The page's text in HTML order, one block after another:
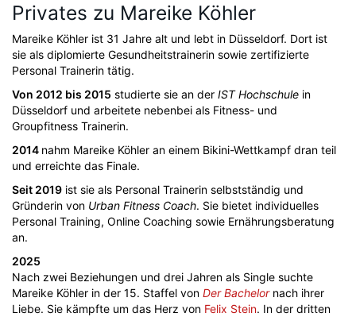
Privates zu Mareike Köhler
Mareike Köhler ist 31 Jahre alt und lebt in Düsseldorf. Dort ist
sie als diplomierte Gesundheitstrainerin sowie zertifizierte
Personal Trainerin tätig.
Von 2012 bis 2015 studierte sie an der IST Hochschule in
Düsseldorf und arbeitete nebenbei als Fitness- und
Groupfitness Trainerin.
2014 nahm Mareike Köhler an einem Bikini-Wettkampf dran teil
und erreichte das Finale.
Seit 2019 ist sie als Personal Trainerin selbstständig und
Gründerin von Urban Fitness Coach. Sie bietet individuelles
Personal Training, Online Coaching sowie Ernährungsberatung
an.
2025
Nach zwei Beziehungen und drei Jahren als Single suchte
Mareike Köhler in der 15. Staffel von Der Bachelornach ihrer
Liebe. Sie kämpfte um das Herz von Felix Stein. In der dritten